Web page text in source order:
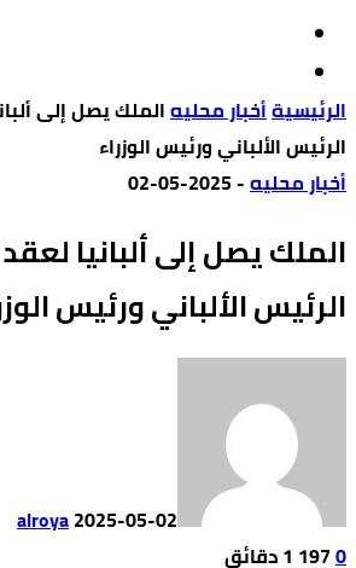
‫الرئيسية‬أخبار محليهالملك يصل إلى
الرئيس الألباني ورئيس الوزراء
أخبار محليه-
2025-05-02
الملك يصل إلى ألبانيا
الرئيس الألباني ورئيس
alroya2025-05-02
0
197 1 ‫دقائق‬